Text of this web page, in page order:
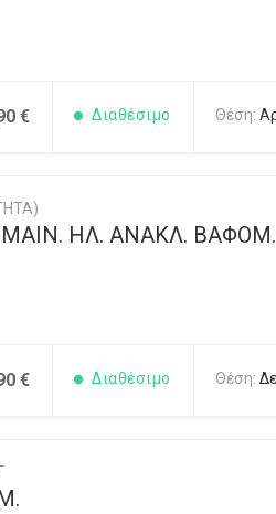
€ Διαθέσιμο Θέση:
ΗΛ. ΑΝΑΚΛ. ΒΑΦΟΜ.
€ Διαθέσιμο Θέση: